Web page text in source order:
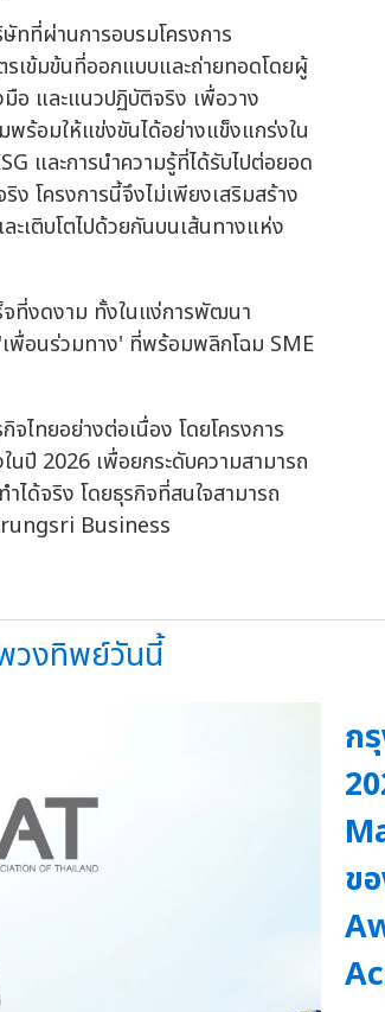
ทที่ผ่านการอบรมโครงการ
เข้มข้นที่ออกแบบและถ่ายทอดโดยผู้
มือ และแนวปฏิบัติจริง เพื่อวาง
พร้อมให้แข่งขันได้อย่างแข็งแกร่งใน
และการนำความรู้ที่ได้รับไปต่อยอด
โครงการนี้จึงไม่เพียงเสริมสร้าง
เติบโตไปด้วยกันบนเส้นทางแห่ง
จที่งดงาม ทั้งในแง่การพัฒนา
พื่อนร่วมทาง' ที่พร้อมพลิกโฉม SME
ไทยอย่างต่อเนื่อง โดยโครงการ
ปี 2026 เพื่อยกระดับความสามารถ
ด้จริง โดยธุรกิจที่สนใจสามารถ
Business
วงทิพย์วันนี้
ก
ข